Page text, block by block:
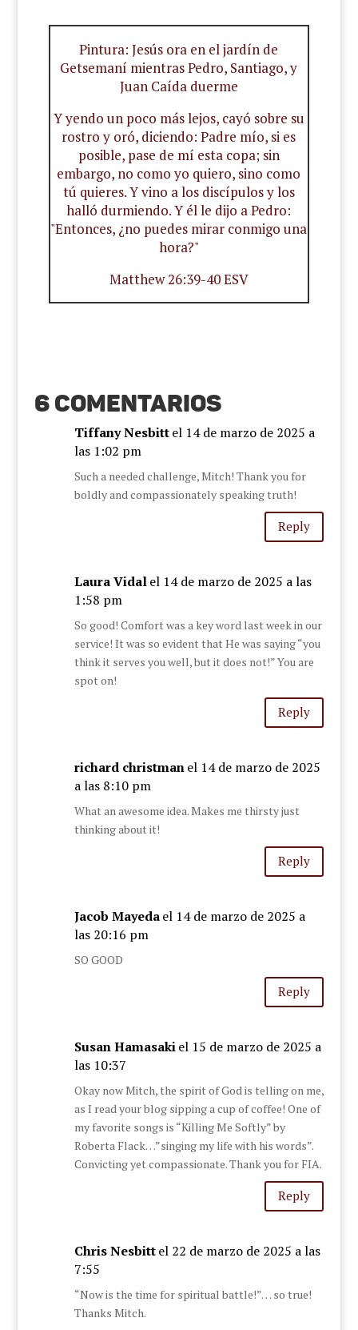
Pintura: Jesús ora en el jardín de
Getsemaní mientras Pedro, Santiago, y
Juan Caída duerme
Y yendo un poco más lejos, cayó sobre su
rostro y oró, diciendo: Padre mío, si es
posible, pase de mí esta copa; sin
embargo, no como yo quiero, sino como
tú quieres. Y vino a los discípulos y los
halló durmiendo. Y él le dijo a Pedro:
"Entonces, ¿no puedes mirar conmigo una
hora?"
Matthew 26:39-40 ESV
6 Comentarios
Tiffany Nesbitt el 14 de marzo de 2025 a
las 1:02 pm
Such a needed challenge, Mitch! Thank you for
boldly and compassionately speaking truth!
Reply
Laura Vidal el 14 de marzo de 2025 a las
1:58 pm
So good! Comfort was a key word last week in our
service! It was so evident that He was saying “you
think it serves you well, but it does not!” You are
spot on!
Reply
richard christman el 14 de marzo de 2025
a las 8:10 pm
What an awesome idea. Makes me thirsty just
thinking about it!
Reply
Jacob Mayeda el 14 de marzo de 2025 a
las 20:16 pm
SO GOOD
Reply
Susan Hamasaki el 15 de marzo de 2025 a
las 10:37
Okay now Mitch, the spirit of God is telling on me,
as I read your blog sipping a cup of coffee! One of
my favorite songs is “Killing Me Softly” by
Roberta Flack…”singing my life with his words”.
Convicting yet compassionate. Thank you for FIA.
Reply
Chris Nesbitt el 22 de marzo de 2025 a las
7:55
“Now is the time for spiritual battle!”… so true!
Thanks Mitch.